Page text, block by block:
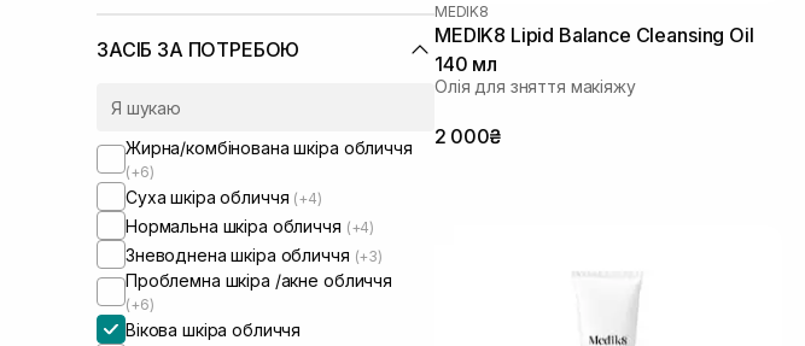
Skin1004(+2)
Transparent-Lab(+5)
Usolab
ЗАСІБ ЗА ПОТРЕБОЮ
Жирна/комбінована шкіра обличчя
(+6)
Суха шкіра обличчя (+4)
Нормальна шкіра обличчя (+4)
Зневоднена шкіра обличчя (+3)
Проблемна шкіра /акне обличчя
(+6)
Вікова шкіра обличчя
MEDIK8
MEDIK8 Lipid Balance Cleansing Oil
140 мл
Олія для зняття макіяжу
2 000₴